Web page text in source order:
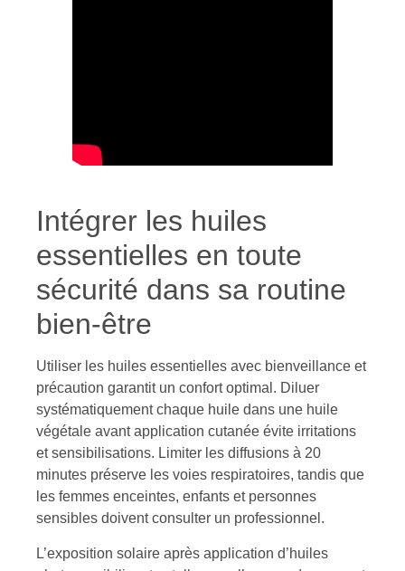
Intégrer les huiles
essentielles en toute
sécurité dans sa routine
bien-être
Utiliser les huiles essentielles avec bienveillance et
précaution garantit un confort optimal. Diluer
systématiquement chaque huile dans une huile
végétale avant application cutanée évite irritations
et sensibilisations. Limiter les diffusions à 20
minutes préserve les voies respiratoires, tandis que
les femmes enceintes, enfants et personnes
sensibles doivent consulter un professionnel.
L’exposition solaire après application d’huiles